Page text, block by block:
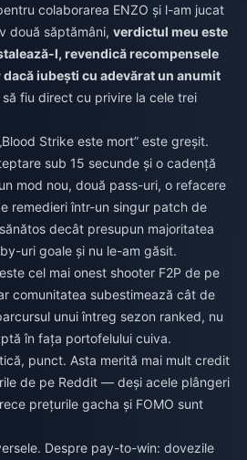
colaborarea ENZO și l-am jucat
două săptămâni, verdictul meu este
l, revendică recompensele
iubești cu adevărat un anumit
să fiu direct cu privire la cele trei
Strike este mort” este greșit.
sub 15 secunde și o cadență
mod nou, două pass-uri, o refacere
remedieri într-un singur patch de
decât presupun majoritatea
uri goale și nu le-am găsit.
cel mai onest shooter F2P de pe
comunitatea subestimează cât de
unui întreg sezon ranked, nu
în fața portofelului cuiva.
punct. Asta merită mai mult credit
de pe Reddit — deși acele plângeri
prețurile gacha și FOMO sunt
Despre pay-to-win: dovezile